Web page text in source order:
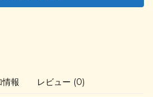
情報 レビュー (0)